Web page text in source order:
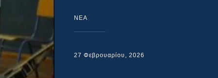
NEA
27 Φεβρουαρίου, 2026